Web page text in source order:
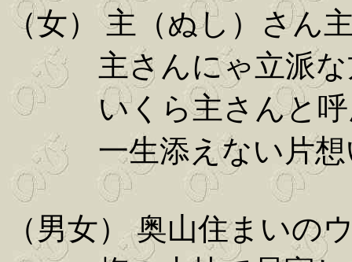
（女） 主（ぬし）さん
主さんにゃ立派な
いくら主さんと呼
一生添えない片想
（男女） 奥山住まいの